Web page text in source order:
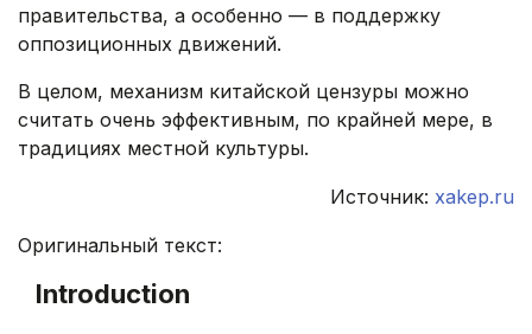
правительства, а особенно — в поддержку
оппозиционных движений.
В целом, механизм китайской цензуры можно
считать очень эффективным, по крайней мере, в
традициях местной культуры.
Источник: xakep.ru
Оригинальный текст:
Introduction